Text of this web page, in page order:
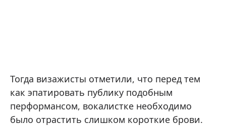
Тогда визажисты отметили, что перед тем
как эпатировать публику подобным
перформансом, вокалистке необходимо
было отрастить слишком короткие брови.